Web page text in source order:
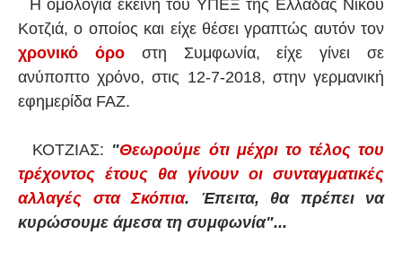
Η ομολογία εκείνη του ΥΠΕΞ της Ελλάδας Νίκου
Κοτζιά, ο οποίος και είχε θέσει γραπτώς αυτόν τον
χρονικό όροστη Συμφωνία, είχε γίνει σε
ανύποπτο χρόνο, στις 12-7-2018, στην γερμανική
εφημερίδα FAZ.
ΚΟΤΖΙΑΣ: "Θεωρούμε ότι μέχρι το τέλος του
τρέχοντος έτους θα γίνουν οι συνταγματικές
αλλαγές στα Σκόπια. Έπειτα, θα πρέπει να
κυρώσουμε άμεσα τη συμφωνία"...